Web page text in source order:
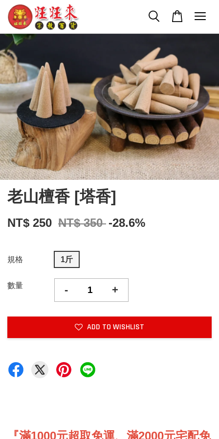
老山檀香 [塔香]
NT$ 250 NT$ 350 -28.6%
規格 1斤
數量 - +
ADD TO WISHLIST
『滿1000元超取免運、滿2000元宅配免